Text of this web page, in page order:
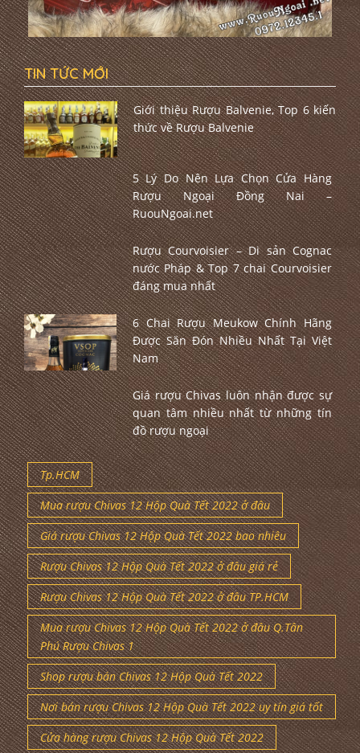
TIN TỨC MỚI
Giới thiệu Rượu Balvenie, Top 6 kiến
thức về Rượu Balvenie
5 Lý Do Nên Lựa Chọn Cửa Hàng
Rượu Ngoại Đồng Nai –
RuouNgoai.net
Rượu Courvoisier – Di sản Cognac
nước Pháp & Top 7 chai Courvoisier
đáng mua nhất
6 Chai Rượu Meukow Chính Hãng
Được Săn Đón Nhiều Nhất Tại Việt
Nam
Giá rượu Chivas luôn nhận được sự
quan tâm nhiều nhất từ những tín
đồ rượu ngoại
Tp.HCM
Mua rượu Chivas 12 Hộp Quà Tết 2022 ở đâu
Giá rượu Chivas 12 Hộp Quà Tết 2022 bao nhiêu
Rượu Chivas 12 Hộp Quà Tết 2022 ở đâu giá rẻ
Rượu Chivas 12 Hộp Quà Tết 2022 ở đâu TP.HCM
Mua rượu Chivas 12 Hộp Quà Tết 2022 ở đâu Q.Tân
Phú Rượu Chivas 1
Shop rượu bán Chivas 12 Hộp Quà Tết 2022
Nơi bán rượu Chivas 12 Hộp Quà Tết 2022 uy tín giá tốt
Cửa hàng rượu Chivas 12 Hộp Quà Tết 2022